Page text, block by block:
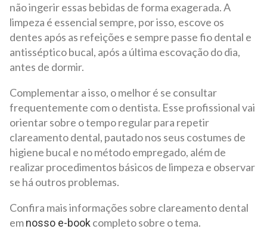
não ingerir essas bebidas de forma exagerada. A
limpeza é essencial sempre, por isso, escove os
dentes após as refeições e sempre passe fio dental e
antisséptico bucal, após a última escovação do dia,
antes de dormir.
Complementar a isso, o melhor é se consultar
frequentemente com o dentista. Esse profissional vai
orientar sobre o tempo regular para repetir
clareamento dental, pautado nos seus costumes de
higiene bucal e no método empregado, além de
realizar procedimentos básicos de limpeza e observar
se há outros problemas.
Confira mais informações sobre clareamento dental
emnosso e-bookcompleto sobre o tema.